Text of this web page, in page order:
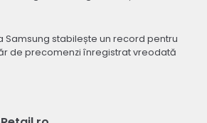
Samsung stabilește un record pentru
de precomenzi înregistrat vreodată